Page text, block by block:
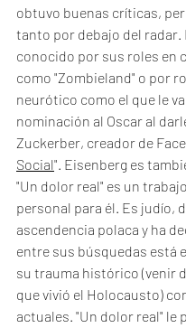
obtuvo buenas críticas,
tanto por debajo del radar.
conocido por sus roles en
como "Zombieland" o por
neurótico como el que le
nominación al Oscar al
Zuckerber, creador de
Social". Eisenberg es
"Un dolor real" es un
personal para él. Es judío,
ascendencia polaca y ha
entre sus búsquedas está
su trauma histórico (venir
que vivió el Holocausto)
actuales. "Un dolor real" le